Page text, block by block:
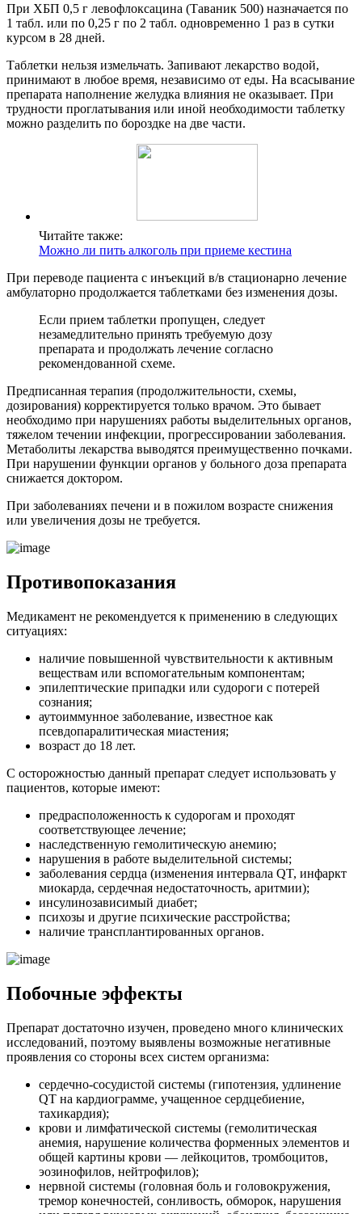
При ХБП 0,5 г левофлоксацина (Таваник 500) назначается по
1 табл. или по 0,25 г по 2 табл. одновременно 1 раз в сутки
курсом в 28 дней.
Таблетки нельзя измельчать. Запивают лекарство водой,
принимают в любое время, независимо от еды. На всасывание
препарата наполнение желудка влияния не оказывает. При
трудности проглатывания или иной необходимости таблетку
можно разделить по бороздке на две части.
Читайте также:
Можно ли пить алкоголь при приеме кестина
При переводе пациента с инъекций в/в стационарно лечение
амбулаторно продолжается таблетками без изменения дозы.
Если прием таблетки пропущен, следует
незамедлительно принять требуемую дозу
препарата и продолжать лечение согласно
рекомендованной схеме.
Предписанная терапия (продолжительности, схемы,
дозирования) корректируется только врачом. Это бывает
необходимо при нарушениях работы выделительных органов,
тяжелом течении инфекции, прогрессировании заболевания.
Метаболиты лекарства выводятся преимущественно почками.
При нарушении функции органов у больного доза препарата
снижается доктором.
При заболеваниях печени и в пожилом возрасте снижения
или увеличения дозы не требуется.
Противопоказания
Медикамент не рекомендуется к применению в следующих
ситуациях:
наличие повышенной чувствительности к активным
веществам или вспомогательным компонентам;
эпилептические припадки или судороги с потерей
сознания;
аутоиммунное заболевание, известное как
псевдопаралитическая миастения;
возраст до 18 лет.
С осторожностью данный препарат следует использовать у
пациентов, которые имеют:
предрасположенность к судорогам и проходят
соответствующее лечение;
наследственную гемолитическую анемию;
нарушения в работе выделительной системы;
заболевания сердца (изменения интервала QT, инфаркт
миокарда, сердечная недостаточность, аритмии);
инсулинозависимый диабет;
психозы и другие психические расстройства;
наличие трансплантированных органов.
Побочные эффекты
Препарат достаточно изучен, проведено много клинических
исследований, поэтому выявлены возможные негативные
проявления со стороны всех систем организма:
сердечно-сосудистой системы (гипотензия, удлинение
QT на кардиограмме, учащенное сердцебиение,
тахикардия);
крови и лимфатической системы (гемолитическая
анемия, нарушение количества форменных элементов и
общей картины крови — лейкоцитов, тромбоцитов,
эозинофилов, нейтрофилов);
нервной системы (головная боль и головокружения,
тремор конечностей, сонливость, обморок, нарушения